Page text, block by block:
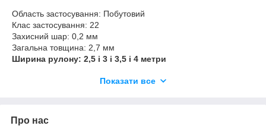
Область застосування: Побутовий
Клас застосування: 22
Захисний шар: 0,2 мм
Загальна товщина: 2,7 мм
Ширина рулону: 2,5 і 3 і 3,5 і 4 метри
Термін служби: 15 років
лінолеуму з додатковим захисним шаром. Практичне рішення
Показати все
Про нас